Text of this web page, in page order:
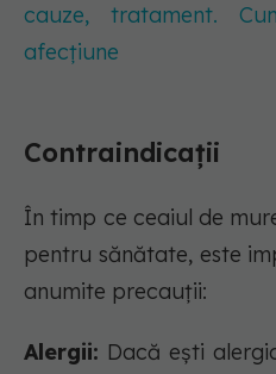
cauze, tratament.
afecțiune
Contraindicații
În timp ce ceaiul de
pentru sănătate, este
anumite precauții:
Alergii: Dacă ești